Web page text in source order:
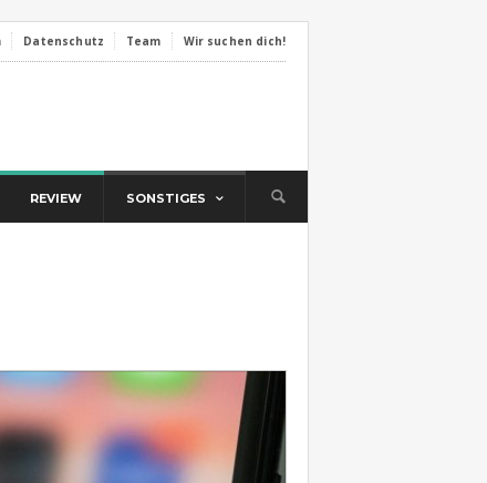
Datenschutz Team Wir suchen dich!
REVIEW SONSTIGES